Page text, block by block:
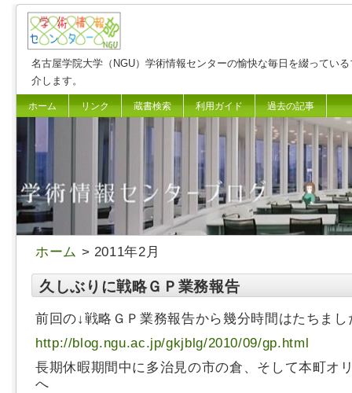
名古屋学院大学（NGU）学術情報センターの愉快な毎日を綴ってい
介します。
ホーム リンク 蔵書検索 利用ガイド 過去の記事
ホーム > 2011年2月
久しぶりに戦略ＧＰ業務報告
前回の↓戦略ＧＰ業務報告から幾分時間はたちまし
http://blog.ngu.ac.jp/gkjblg/2010/09/gp.html
長期休暇期間中に多治見の市の倉、そして本町オ
へ